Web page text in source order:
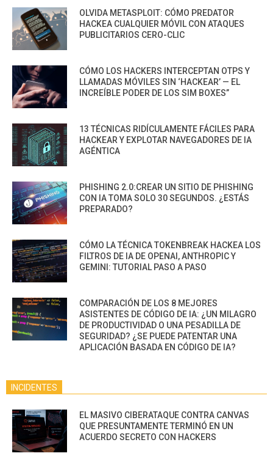
OLVIDA METASPLOIT: CÓMO PREDATOR
HACKEA CUALQUIER MÓVIL CON ATAQUES
PUBLICITARIOS CERO-CLIC
CÓMO LOS HACKERS INTERCEPTAN OTPS Y
LLAMADAS MÓVILES SIN ‘HACKEAR’ — EL
INCREÍBLE PODER DE LOS SIM BOXES”
13 TÉCNICAS RIDÍCULAMENTE FÁCILES PARA
HACKEAR Y EXPLOTAR NAVEGADORES DE IA
AGÉNTICA
PHISHING 2.0:CREAR UN SITIO DE PHISHING
CON IA TOMA SOLO 30 SEGUNDOS. ¿ESTÁS
PREPARADO?
CÓMO LA TÉCNICA TOKENBREAK HACKEA LOS
FILTROS DE IA DE OPENAI, ANTHROPIC Y
GEMINI: TUTORIAL PASO A PASO
COMPARACIÓN DE LOS 8 MEJORES
ASISTENTES DE CÓDIGO DE IA: ¿UN MILAGRO
DE PRODUCTIVIDAD O UNA PESADILLA DE
SEGURIDAD? ¿SE PUEDE PATENTAR UNA
APLICACIÓN BASADA EN CÓDIGO DE IA?
INCIDENTES
EL MASIVO CIBERATAQUE CONTRA CANVAS
QUE PRESUNTAMENTE TERMINÓ EN UN
ACUERDO SECRETO CON HACKERS